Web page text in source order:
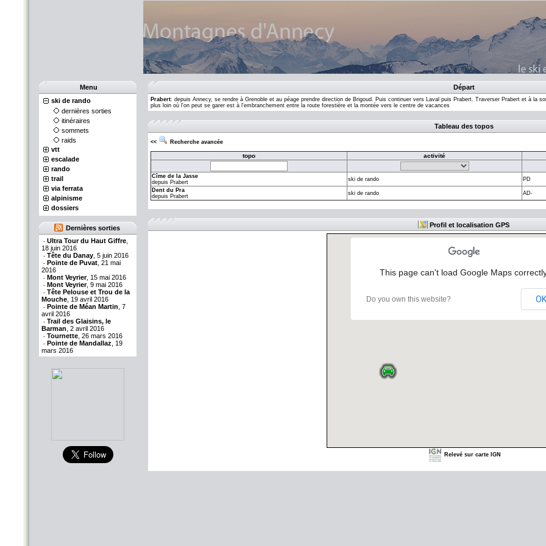
Menu
ski de rando
dernières sorties
itinéraires
sommets
raids
vtt
escalade
rando
trail
via ferrata
alpinisme
dossiers
Dernières sorties
- Ultra Tour du Haut Giffre
18 juin 2016
- Tête du Danay , 5 juin 2016
- Pointe de Puvat , 21 mai
2016
- Mont Veyrier, 15 mai 2016
- Mont Veyrier, 9 mai 2016
- Tête Pelouse et Trou de la
Mouche , 19 avril 2016
- Pointe de Méan Martin , 7
avril 2016
- Trail des Glaisins, le
Barman , 2 avril 2016
- Tournette , 26 mars 2016
- Pointe de Mandallaz , 19
mars 2016
Départ
Prabert: depuis Annecy, se rendre à Grenoble et au péage prendre direction de Brigoud. Puis continuer vers Laval puis Prabert. Traverser Prabert et à la
plus loin où l'on peut se garer est à l'embranchement entre la route forestière et la montée vers le centre de vacances
Tableau des topos
<< Recherche avancée
topo activité
Cîme de la Jasse
depuis Prabert
ski de rando
PD
Dent du Pra
depuis Prabert
ski de rando AD-
Profil et localisation GPS
This page can't load Google Maps
Do you own this website? OK
Relevé sur carte IGN